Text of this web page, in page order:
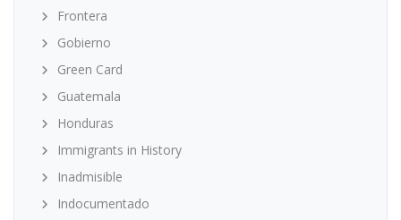
Frontera
Gobierno
Green Card
Guatemala
Honduras
Immigrants in History
Inadmisible
Indocumentado